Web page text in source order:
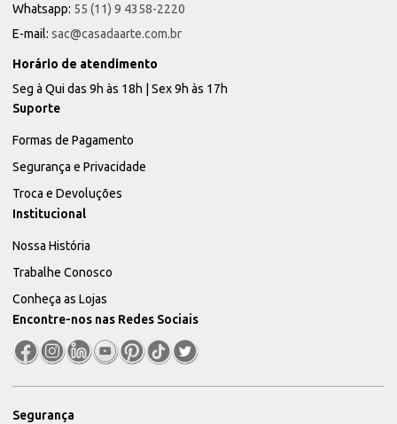
Whatsapp: 55 (11) 9 4358-2220
E-mail: sac@casadaarte.com.br
Horário de atendimento
Seg à Qui das 9h às 18h | Sex 9h às 17h
Suporte
Formas de Pagamento
Segurança e Privacidade
Troca e Devoluções
Institucional
Nossa História
Trabalhe Conosco
Conheça as Lojas
Encontre-nos nas Redes Sociais
Segurança